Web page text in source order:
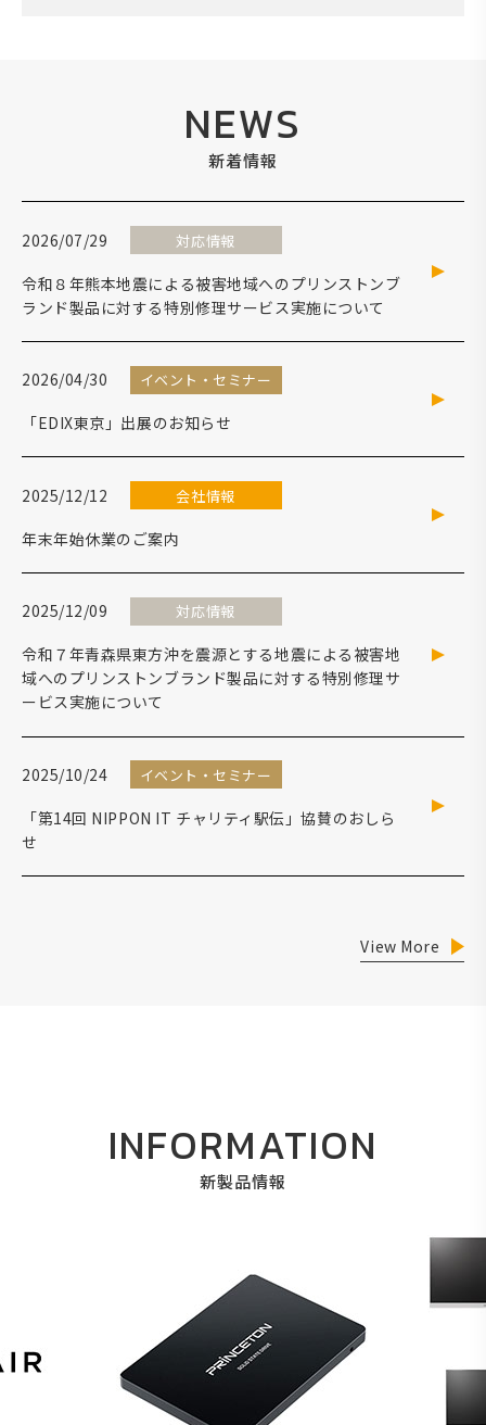
NEWS
新着情報
2026/07/29 対応情報
令和８年熊本地震による被害地域へのプリンストンブ
ランド製品に対する特別修理サービス実施について
2026/04/30 イベント・セミナー
「EDIX東京」出展のお知らせ
2025/12/12 会社情報
年末年始休業のご案内
2025/12/09 対応情報
令和７年青森県東方沖を震源とする地震による被害地
域へのプリンストンブランド製品に対する特別修理サ
ービス実施について
2025/10/24 イベント・セミナー
「第14回 NIPPON IT チャリティ駅伝」協賛のおしら
せ
View More
INFORMATION
新製品情報